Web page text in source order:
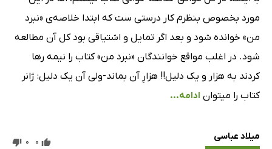
مورد بخصوص بنظرم کار درستی ست که ابتدا خلاصه‌ی «نبرد
من» خوانده شود و بعد اگر تمایل و اشتیاقی بود کل آن مطالعه
شود. در اغلب مواقع خوانندگان «نبرد من» کتاب را نیمه رها
کردند به هزار و یک دلیل!! هزارِ آن بماند-ولی آن یک دلیل: ژانر
کتاب را میتوان ادامه...
میلاد عباسی 0
0